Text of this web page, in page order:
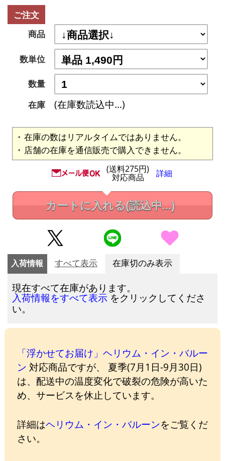
ご注文
商品
数単位
数量
在庫
(在庫数読込中...)
在庫の数はリアルタイムではありません。
店舗の在庫を通信販売で購入できません。
(送料275円)
対応商品 詳細
カートに入れる(読込中...)
入荷情報 すべて表示 在庫切のみ表示
現在すべて在庫があります。
入荷情報をすべて表示 をクリックしてくださ
い。
「浮かせてお届け」ヘリウム・イン・バルー
ン 対応商品ですが、 夏季(7月1日-9月30日)
は、配送中の温度変化で破裂の危険が高いた
め、サービスを休止しています。
詳細はヘリウム・イン・バルーンをご覧くだ
さい。